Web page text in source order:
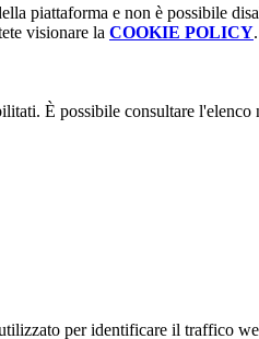
piattaforma e non è possibile
visionare la COOKIE POLICY.
È possibile consultare
per identificare il traffico